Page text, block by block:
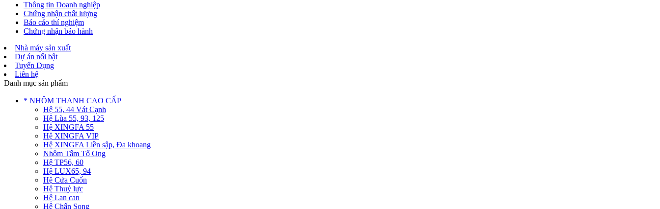
Thông tin Doanh nghiệp
Chứng nhận chất lượng
Báo cáo thí nghiệm
Chứng nhận bảo hành
Nhà máy sản xuất
Dự án nổi bật
Tuyển Dụng
Liên hệ
Danh mục sản phẩm
* NHÔM THANH CAO CẤP
Hệ 55, 44 Vát Cạnh
Hệ Lùa 55, 93, 125
Hệ XINGFA 55
Hệ XINGFA VIP
Hệ XINGFA Liền sập, Đa khoang
Nhôm Tấm Tổ Ong
Hệ TP56, 60
Hệ LUX65, 94
Hệ Cửa Cuốn
Hệ Thuỷ lực
Hệ Lan can
Hệ Chấn Song